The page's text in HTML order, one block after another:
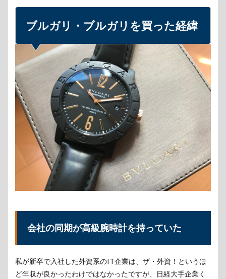
ブル
ガリ
った
経緯
期が
高級
腕時
計を
持っ
てい
ガ
カー
ボン
ゴー
に一
目惚
ブルガリ・ブルガリを買った経緯
会社の同期が高級腕時計を持っていた
私が新卒で入社した外資系のIT企業は、ザ・外資！というほ
ど年収が良かったわけではなかったですが、日経大手企業く